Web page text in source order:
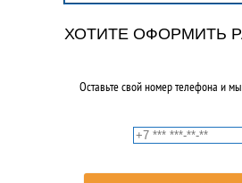
ХОТИТЕ ОФОРМИТЬ
Оставьте свой номер телефона и